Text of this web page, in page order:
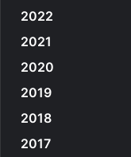
2022
2021
2020
2019
2018
2017